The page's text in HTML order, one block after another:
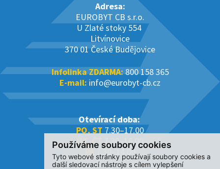
Používáme soubory cookies
Tyto webové stránky používají soubory cookies a
další sledovací nástroje s cílem vylepšení
Adresa:
EUROBYT CB s.r.o.
U Zlaté stoky 554
Litvínovice
370 01 České Budějovice
Infolinka ZDARMA:800 158 365
E-mail: info@eurobyt-cb.cz
Otevírací doba:
PO, ST 7.30–17.00
ÚT, ČT7.30–16.00
PÁ7.30–14.00